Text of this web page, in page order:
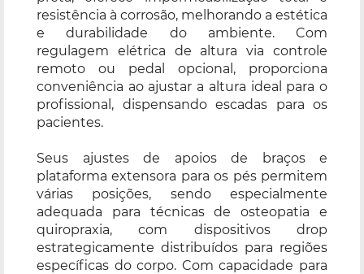
resistência à corrosão, melhorando a estética
e durabilidade do ambiente. Com
regulagem elétrica de altura via controle
remoto ou pedal opcional, proporciona
conveniência ao ajustar a altura ideal para o
profissional, dispensando escadas para os
pacientes.
Seus ajustes de apoios de braços e
plataforma extensora para os pés permitem
várias posições, sendo especialmente
adequada para técnicas de osteopatia e
quiropraxia, com dispositivos drop
estrategicamente distribuídos para regiões
específicas do corpo. Com capacidade para